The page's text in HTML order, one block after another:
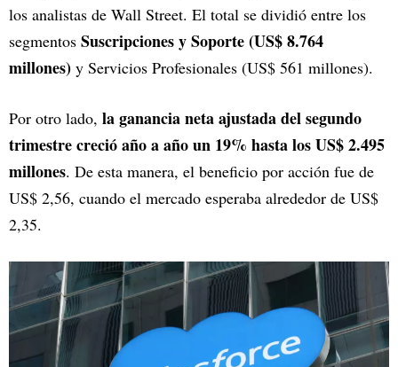
los analistas de Wall Street. El total se dividió entre los
segmentos Suscripciones y Soporte (US$ 8.764
millones) y Servicios Profesionales (US$ 561 millones).
Por otro lado, la ganancia neta ajustada del segundo
trimestre creció año a año un 19% hasta los US$ 2.495
millones. De esta manera, el beneficio por acción fue de
US$ 2,56, cuando el mercado esperaba alrededor de US$
2,35.